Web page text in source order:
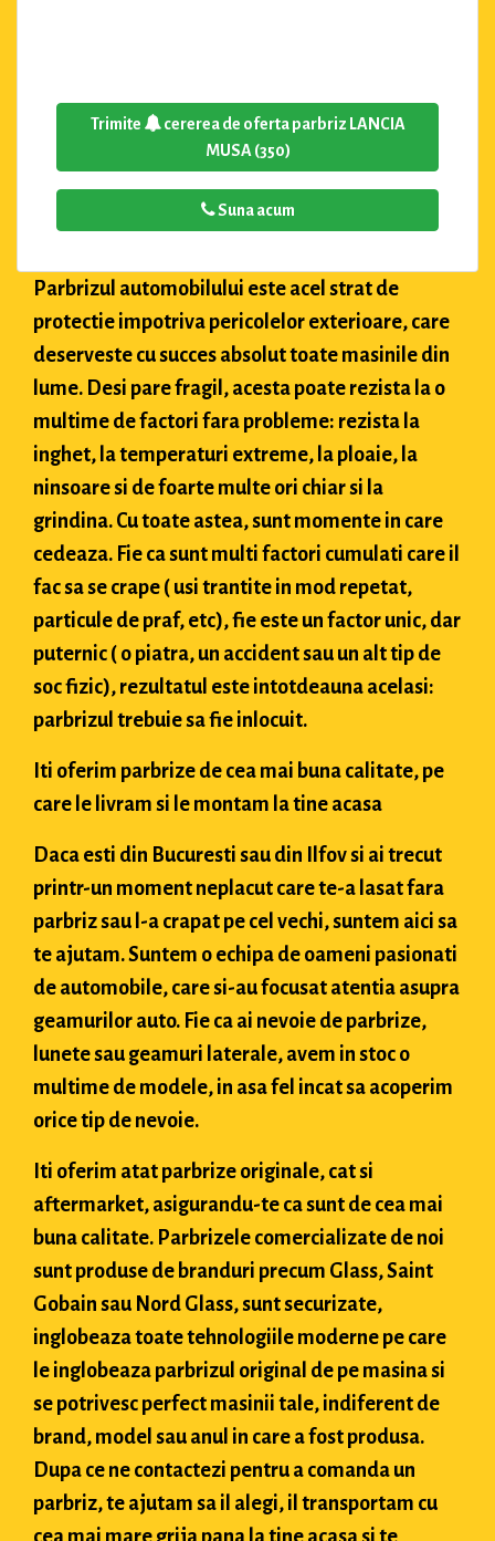
Trimite
cererea de oferta parbriz LANCIA
MUSA (350)
Suna acum
Parbrizul automobilului este acel strat de
protectie impotriva pericolelor exterioare, care
deserveste cu succes absolut toate masinile din
lume. Desi pare fragil, acesta poate rezista la o
multime de factori fara probleme: rezista la
inghet, la temperaturi extreme, la ploaie, la
ninsoare si de foarte multe ori chiar si la
grindina. Cu toate astea, sunt momente in care
cedeaza. Fie ca sunt multi factori cumulati care il
fac sa se crape ( usi trantite in mod repetat,
particule de praf, etc), fie este un factor unic, dar
puternic ( o piatra, un accident sau un alt tip de
soc fizic), rezultatul este intotdeauna acelasi:
parbrizul trebuie sa fie inlocuit.
Iti oferim parbrize de cea mai buna calitate, pe
care le livram si le montam la tine acasa
Daca esti din Bucuresti sau din Ilfov si ai trecut
printr-un moment neplacut care te-a lasat fara
parbriz sau l-a crapat pe cel vechi, suntem aici sa
te ajutam. Suntem o echipa de oameni pasionati
de automobile, care si-au focusat atentia asupra
geamurilor auto. Fie ca ai nevoie de parbrize,
lunete sau geamuri laterale, avem in stoc o
multime de modele, in asa fel incat sa acoperim
orice tip de nevoie.
Iti oferim atat parbrize originale, cat si
aftermarket, asigurandu-te ca sunt de cea mai
buna calitate. Parbrizele comercializate de noi
sunt produse de branduri precum Glass, Saint
Gobain sau Nord Glass, sunt securizate,
inglobeaza toate tehnologiile moderne pe care
le inglobeaza parbrizul original de pe masina si
se potrivesc perfect masinii tale, indiferent de
brand, model sau anul in care a fost produsa.
Dupa ce ne contactezi pentru a comanda un
parbriz, te ajutam sa il alegi, il transportam cu
cea mai mare grija pana la tine acasa si te